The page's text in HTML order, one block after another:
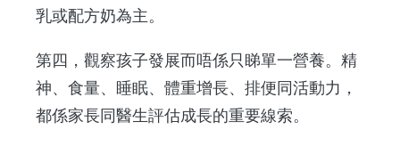
乳或配方奶為主。
第四，觀察孩子發展而唔係只睇單一營養。精
神、食量、睡眠、體重增長、排便同活動力，
都係家長同醫生評估成長的重要線索。